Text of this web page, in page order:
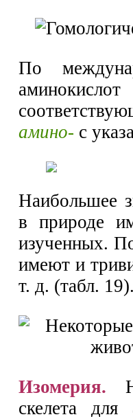
По
амино- с
Наибольшее
в природе
изученных.
имеют и
т. д. (табл. 19).
Изомерия.
скелета для